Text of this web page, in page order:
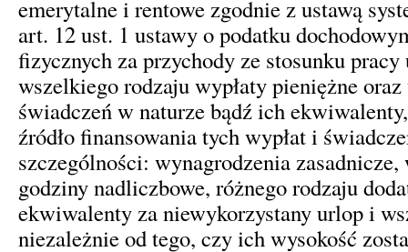
emerytalne i rentowe zgodnie z ustawą
art. 12 ust. 1 ustawy o podatku
fizycznych za przychody ze stosunku pracy
wszelkiego rodzaju wypłaty pieniężne
świadczeń w naturze bądź ich
źródło finansowania tych wypłat i
szczególności: wynagrodzenia
godziny nadliczbowe, różnego rodzaju
ekwiwalenty za niewykorzystany urlop i
niezależnie od tego, czy ich wysokość